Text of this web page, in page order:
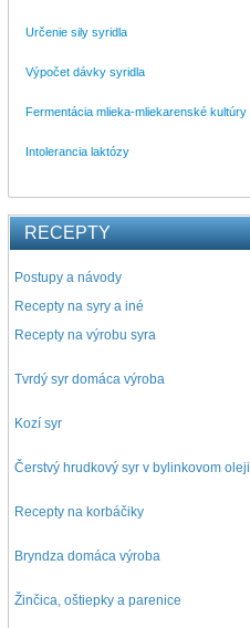
Určenie sily syridla
Výpočet dávky syridla
Fermentácia mlieka-mliekarenské kultúry
Intolerancia laktózy
RECEPTY
Postupy a návody
Recepty na syry a iné
Recepty na výrobu syra
Tvrdý syr domáca výroba
Kozí syr
Čerstvý hrudkový syr v bylinkovom oleji
Recepty na korbáčiky
Bryndza domáca výroba
Žinčica, oštiepky a parenice